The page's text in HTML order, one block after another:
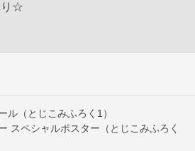
り☆
ル（とじこみふろく1）
スペシャルポスター（とじこみふろく